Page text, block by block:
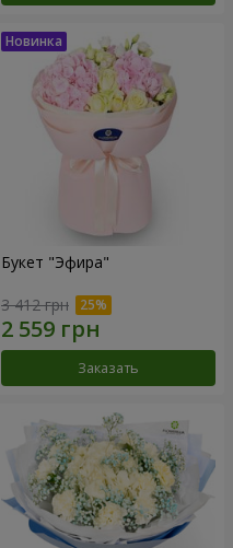
Букет "Эфира"
3 412 грн
Заказать